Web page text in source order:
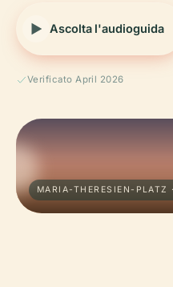
Ascolta l'audioguida
Verificato April 2026
MARIA-THERESIEN-PLATZ